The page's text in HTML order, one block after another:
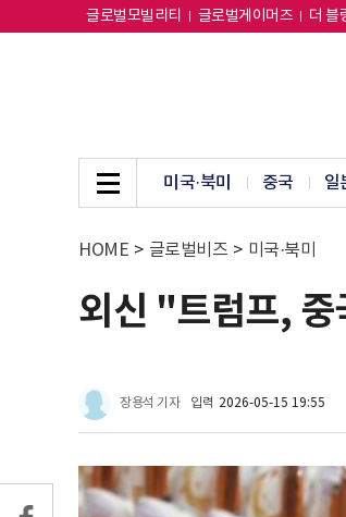
글로벌모빌리티 글로벌게이머즈 더 블
미국·북미 중국 일
HOME > 글로벌비즈 > 미국·북미
외신 "트럼프, 중
장용석 기자 입력 2026-05-15 19:55